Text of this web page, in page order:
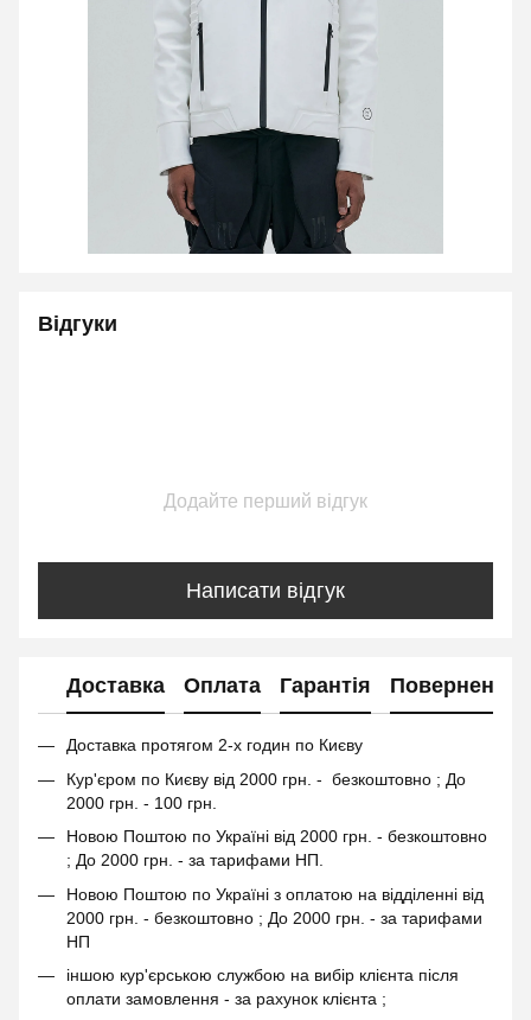
Відгуки
Додайте перший відгук
Написати відгук
Доставка Оплата Гарантія Повернення
Доставка протягом 2-х годин по Києву
Кур'єром по Києву від 2000 грн. - безкоштовно ; До
2000 грн. - 100 грн.
Новою Поштою по Україні від 2000 грн. - безкоштовно
; До 2000 грн. - за тарифами НП.
Новою Поштою по Україні з оплатою на відділенні від
2000 грн. - безкоштовно ; До 2000 грн. - за тарифами
НП
іншою кур'єрською службою на вибір клієнта після
оплати замовлення - за рахунок клієнта ;